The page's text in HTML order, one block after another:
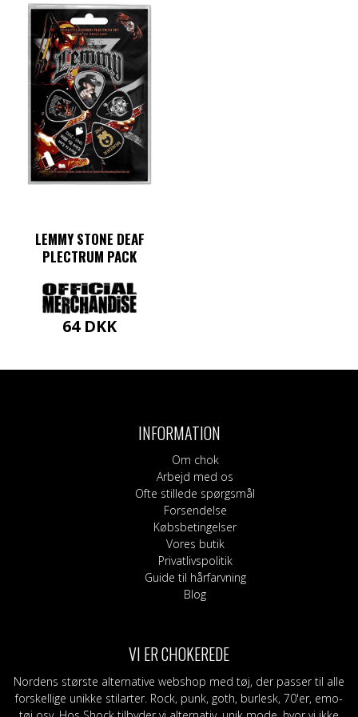
LEMMY STONE DEAF
PLECTRUM PACK
64 DKK
INFORMATION
Om chok
Arbejd med os
Ofte stillede spørgsmål
Forsendelse
Købsbetingelser
Vores butik
Privatlivspolitik
Guide til hårfarvning
Blog
VI ER CHOKEREDE
Nordens største alternative webshop med tøj, der passer til alle
forskellige unikke stilarter. Rock, punk, goth, burlesk, 70'er, emo-